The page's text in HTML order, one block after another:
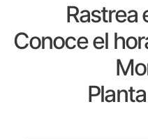
Rastrea
Conoce el